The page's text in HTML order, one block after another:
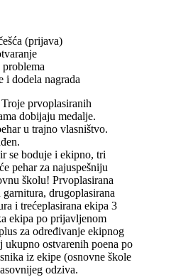
(prijava)
problema
i dodela nagrada
prvoplasiranih
dobijaju medalje.
u trajno vlasništvo.
se boduje i ekipno, tri
pehar za najuspešniju
školu! Prvoplasirana
drugoplasirana
i trećeplasirana ekipa 3
ekipa po prijavljenom
za određivanje ekipnog
ukupno ostvarenih poena po
iz ekipe (osnovne škole
odziva.